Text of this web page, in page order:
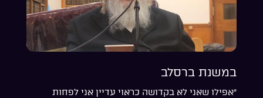
במשנת ברסלב
“אפילו שאני לא בקדושה כראוי עדיין אני לפחות